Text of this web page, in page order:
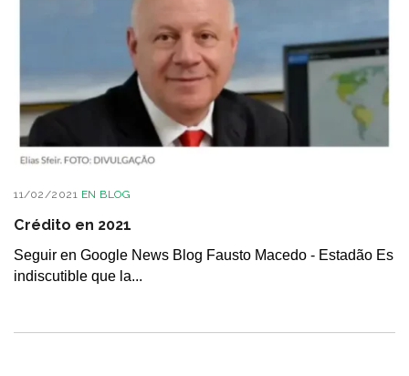
11/02/2021 EN BLOG
Crédito en 2021
Seguir en Google News Blog Fausto Macedo - Estadão Es
indiscutible que la...